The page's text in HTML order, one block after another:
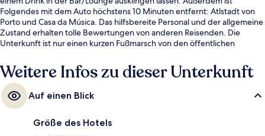
Folgendes mit dem Auto höchstens 10 Minuten entfernt: Atlstadt von
Porto und Casa da Música. Das hilfsbereite Personal und der allgemeine
Zustand erhalten tolle Bewertungen von anderen Reisenden. Die
Unterkunft ist nur einen kurzen Fußmarsch von den öffentlichen
Matosinhos Sul) bzw. 12 Minuten (Station Brito Capelo).
Weitere Infos zu dieser Unterkunft
Auf einen Blick
Größe des Hotels